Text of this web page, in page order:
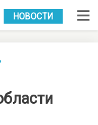
УКР РУС
НОВОСТИ